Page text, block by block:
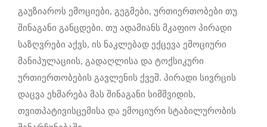
გაუზიაროს ემოციები, გეგმები, ურთიერთობები თუ
შინაგანი განცდები. თუ ადამიანს მკაფიო პირადი
საზღვრები აქვს, ის ნაკლებად ექცევა ემოციური
მანიპულაციის, გადაღლისა და ტოქსიკური
ურთიერთობების გავლენის ქვეშ. პირადი სივრცის
დაცვა ეხმარება მას შინაგანი სიმშვიდის,
თვითპატივისცემისა და ემოციური სტაბილურობის